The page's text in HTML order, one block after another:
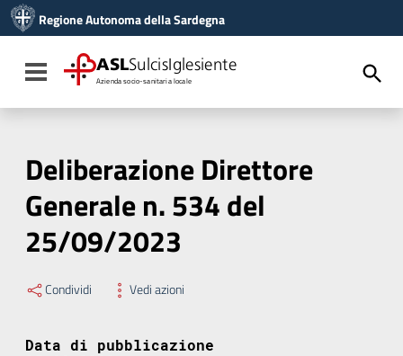
Vai al menu di navigazione
Vai al footer
Regione Autonoma della Sardegna
Toggle navigation
ASLSulcisIglesiente
Azienda socio-sanitaria locale
Deliberazione Direttore
Generale n. 534 del
25/09/2023
Condividi Vedi azioni
Data di pubblicazione